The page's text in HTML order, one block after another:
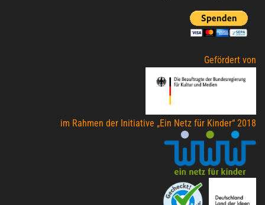
Gefördert von
im Rahmen der Initiative „Ein Netz für Kinder“ 2018